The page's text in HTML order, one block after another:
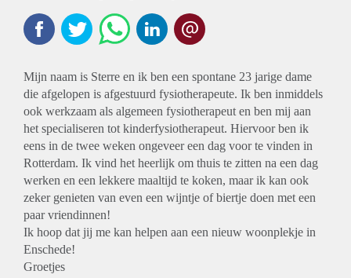
Mijn naam is Sterre en ik ben een spontane 23 jarige dame
die afgelopen is afgestuurd fysiotherapeute. Ik ben inmiddels
ook werkzaam als algemeen fysiotherapeut en ben mij aan
het specialiseren tot kinderfysiotherapeut. Hiervoor ben ik
eens in de twee weken ongeveer een dag voor te vinden in
Rotterdam. Ik vind het heerlijk om thuis te zitten na een dag
werken en een lekkere maaltijd te koken, maar ik kan ook
zeker genieten van even een wijntje of biertje doen met een
paar vriendinnen!
Ik hoop dat jij me kan helpen aan een nieuw woonplekje in
Enschede!
Groetjes